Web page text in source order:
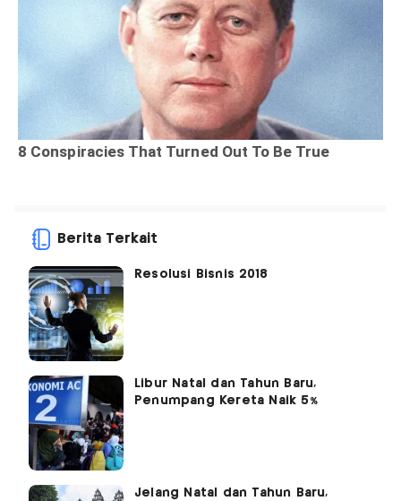
Berita Terkait
Resolusi Bisnis 2018
Libur Natal dan Tahun Baru,
Penumpang Kereta Naik 5%
Jelang Natal dan Tahun Baru,